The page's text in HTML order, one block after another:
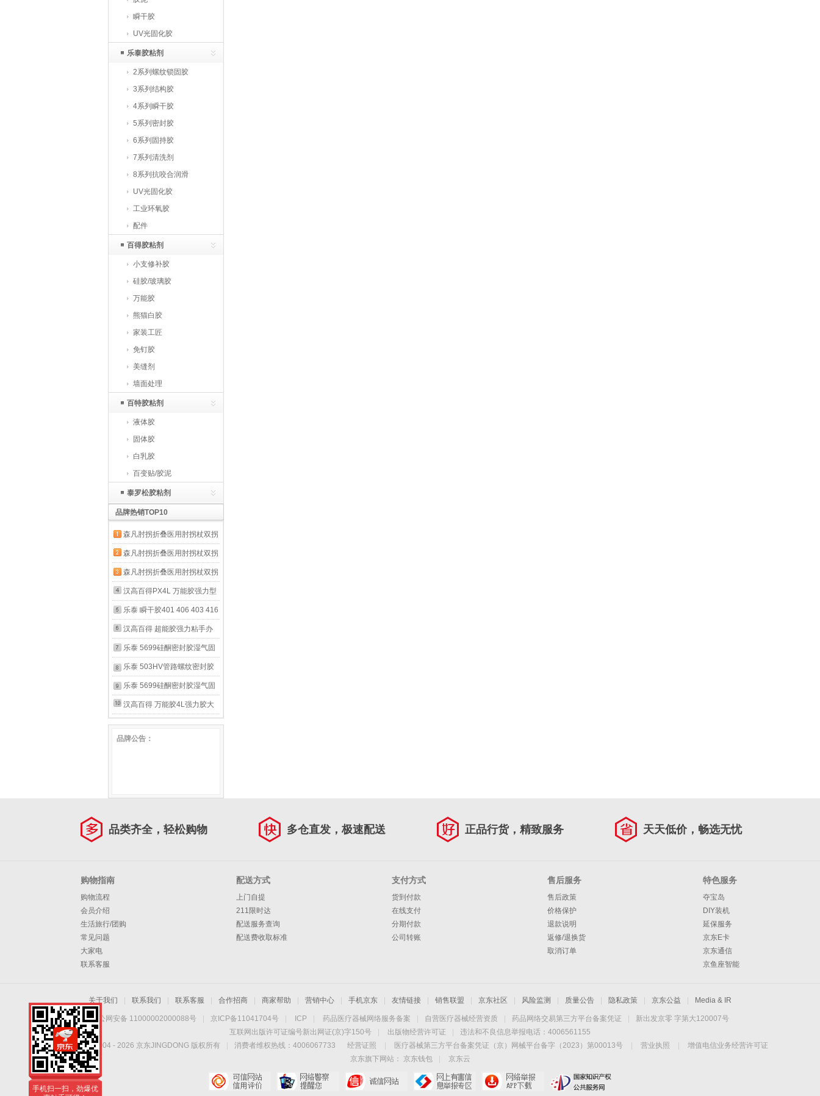
瞬干胶
UV光固化胶
乐泰胶粘剂
2系列螺纹锁固胶
3系列结构胶
4系列瞬干胶
5系列密封胶
6系列固持胶
7系列清洗剂
8系列抗咬合润滑
UV光固化胶
工业环氧胶
配件
百得胶粘剂
小支修补胶
硅胶/玻璃胶
万能胶
熊猫白胶
家装工匠
免钉胶
美缝剂
墙面处理
百特胶粘剂
液体胶
固体胶
白乳胶
百变贴/胶泥
泰罗松胶粘剂
品牌热销TOP10
森凡肘拐折叠医用肘拐杖双拐
腋下拐杖 手臂式拐杖骨折医
用康复年轻人拐杖 走路辅助
器助行器训练走路 樱花粉 折
叠成人单根 送单脚（身高
145-185） 10档高度伸缩调
节
森凡肘拐折叠医用肘拐杖双拐
腋下拐杖 手臂式拐杖骨折医
用康复年轻人拐杖 走路辅助
器助行器训练走路 樱花粉 折
叠成人一对送单脚 身高145-
185cm 10档高度伸缩调节
森凡肘拐折叠医用肘拐杖双拐
腋下拐杖 手臂式拐杖骨折医
用康复年轻人拐杖 走路辅助
器助行器训练走路 典雅黑 折
叠成人单根 送单脚（身高
145-185） 10档高度伸缩调
节
汉高百得PX4L 万能胶强力型
4L大桶罐装环保木工胶 万能
胶水强力粘家居装饰地板木材
金属塑料修补胶 PX4L 4L
乐泰 瞬干胶401 406 403 416
498 414 454 460 480 495
435 424 低粘度 塑料橡塑橡
胶 20g
汉高百得 超能胶强力粘手办
胶水快干强力粘鞋皮革陶瓷玻
璃金属塑料橡胶DIY手工饰品
玩具模型摆件修补胶 12卡装
PSK12CT-2 PSK12CT-2
乐泰 5699硅酮密封胶湿气固
化耐油 金属零件修补剂塑料
机加工铸造金属外壳变速箱刚
性法兰密封 300ml 5699
乐泰 503HV管路螺纹密封胶
半液状抗环境 自动点胶应用
有弹性紧贴密封胶粘接螺旋直
乐泰 5699硅酮密封胶湿气固
化耐油 金属零件修补剂塑料
性法兰密封 95g 5699
汉高百得 万能胶4L强力胶大
桶装罐装 万能胶水强力粘灌
封材料密封胶环保木工胶 金
品牌公告：
品类齐全，轻松购物 多仓直发，极速配送 正品行货，精致服务 天天低价，畅选无忧
购物指南
购物流程
会员介绍
生活旅行/团购
常见问题
大家电
联系客服
配送方式
上门自提
211限时达
配送服务查询
配送费收取标准
支付方式
货到付款
在线支付
分期付款
公司转账
售后服务
售后政策
价格保护
退款说明
返修/退换货
取消订单
特色服务
夺宝岛
DIY装机
延保服务
京东E卡
京东通信
京鱼座智能
关于我们 联系我们 联系客服 合作招商 商家帮助 营销中心 手机京东 友情链接 销售联盟 京东社区 风险监测 质量公告 隐私政策 京东公益 Media & IR
京公网安备 11000002000088号 京ICP备11041704号 ICP 药品医疗器械网络服务备案 自营医疗器械经营资质 药品网络交易第三方平台备案凭证
新出发京零 字第大120007号
互联网出版许可证编号新出网证(京)字150号
出版物经营许可证
违法和不良信息举报电话：4006561155
Copyright © 2004 - 2026 京东JINGDONG 版权所有 消费者维权热线：4006067733 经营证照 医疗器械第三方平台备案凭证（京）网械平台备字（2023）第00013号 营业执照
增值电信业务经营许可证
京东旗下网站：
京东钱包
京东云
手机扫一扫，劲爆优
惠触手可得！
手机扫一扫，劲爆优